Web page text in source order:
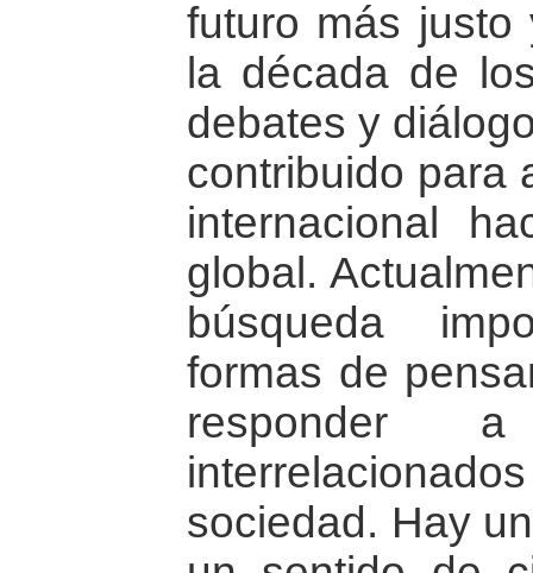
futuro más justo
la década de
debates y
contribuido para
internacional
global.
búsqueda
formas de
responder
sociedad. Hay